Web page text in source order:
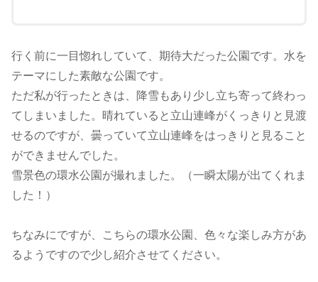
行く前に一目惚れしていて、期待大だった公園です。水を
テーマにした素敵な公園です。
ただ私が行ったときは、降雪もあり少し立ち寄って終わっ
てしまいました。晴れていると立山連峰がくっきりと見渡
せるのですが、曇っていて立山連峰をはっきりと見ること
ができませんでした。
雪景色の環水公園が撮れました。（一瞬太陽が出てくれま
した！）
ちなみにですが、こちらの環水公園、色々な楽しみ方があ
るようですので少し紹介させてください。